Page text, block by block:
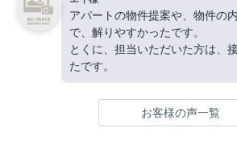
アパートの物件提案や、物件の
で、解りやすかったです。
とくに、担当いただいた方は、
たです。
お客様の声一覧